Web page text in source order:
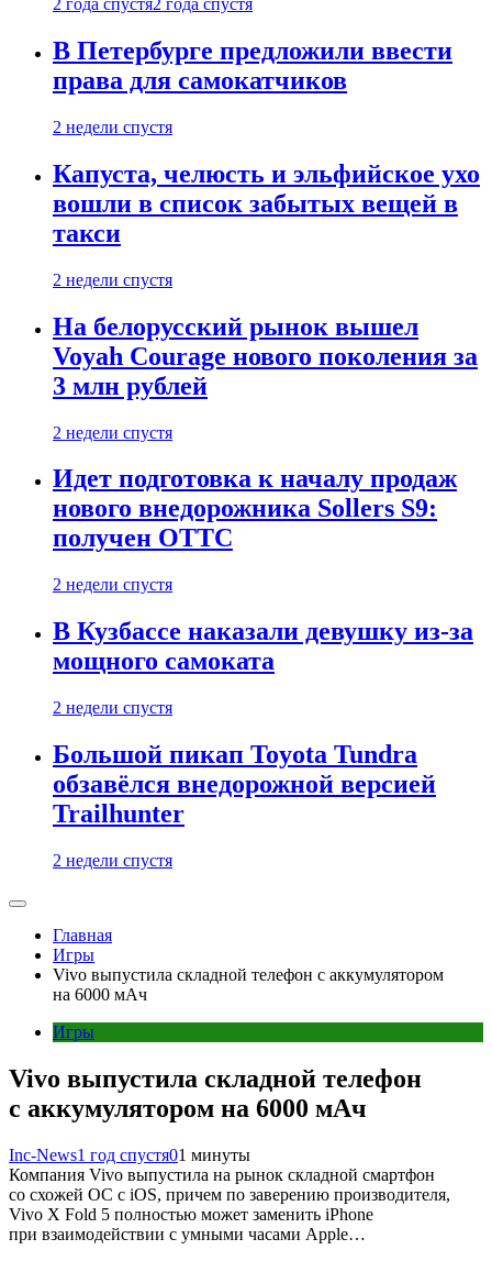
2 года спустя2 года спустя
В Петербурге предложили ввести
права для самокатчиков
2 недели спустя
Капуста, челюсть и эльфийское ухо
вошли в список забытых вещей в
такси
2 недели спустя
На белорусский рынок вышел
Voyah Courage нового поколения за
3 млн рублей
2 недели спустя
Идет подготовка к началу продаж
нового внедорожника Sollers S9:
получен ОТТС
2 недели спустя
В Кузбассе наказали девушку из-за
мощного самоката
2 недели спустя
Большой пикап Toyota Tundra
обзавёлся внедорожной версией
Trailhunter
2 недели спустя
Главная
Игры
Vivo выпустила складной телефон с аккумулятором
на 6000 мАч
Игры
Vivo выпустила складной телефон
с аккумулятором на 6000 мАч
Inc-News1 год спустя01 минуты
Компания Vivo выпустила на рынок складной смартфон
со схожей ОС с iOS, причем по заверению производителя,
Vivo X Fold 5 полностью может заменить iPhone
при взаимодействии с умными часами Apple…